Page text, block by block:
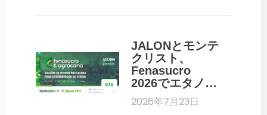
JALONとモンテ
クリスト、
Fenasucro
2026でエタノー
ル脱水用分子ふ
るいを展示
2026年7月23日